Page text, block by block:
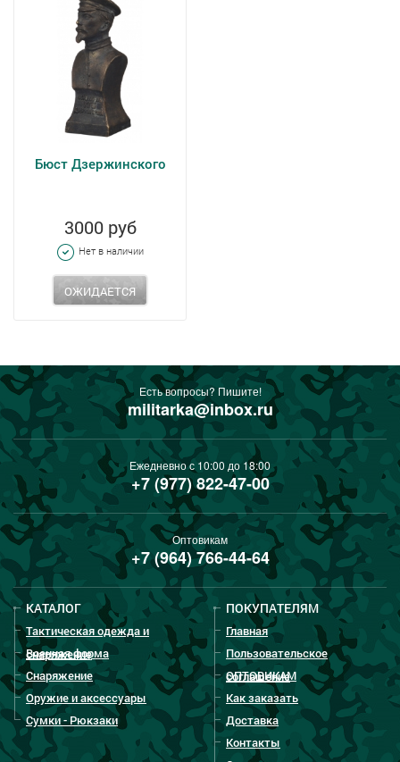
Бюст Дзержинского
3000 руб
Нет в наличии
ОЖИДАЕТСЯ
Есть вопросы? Пишите!
militarka@inbox.ru
Ежедневно с 10:00 до 18:00
+7 (977) 822-47-00
Оптовикам
+7 (964) 766-44-64
КАТАЛОГ
Тактическая одежда и
снаряжение
Военная форма
Снаряжение
Оружие и аксессуары
Сумки - Рюкзаки
ПОКУПАТЕЛЯМ
Главная
Пользовательское
соглашение
ОПТОВИКАМ
Как заказать
Доставка
Контакты